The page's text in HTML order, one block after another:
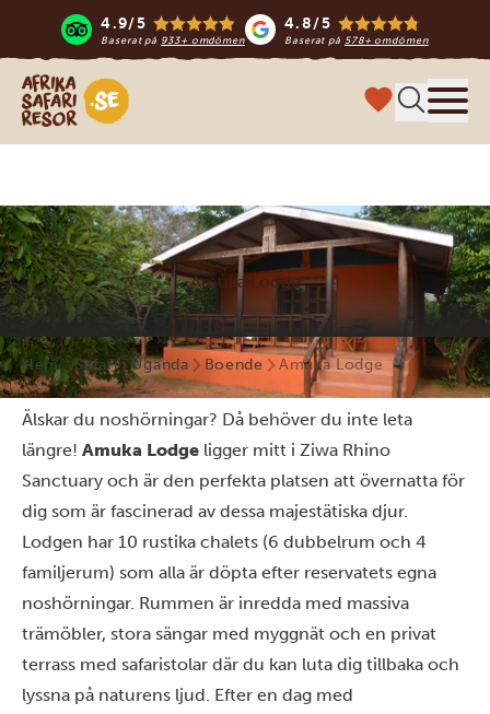
4.9/5
Baserat på 933+ omdömen
4.8/5
Baserat på 578+ omdömen
Safari-resor i Afrika
Amuka Lodge
Hem Safari i Uganda Boende Amuka Lodge
Älskar du noshörningar? Då behöver du inte leta
längre! Amuka Lodge ligger mitt i Ziwa Rhino
Sanctuary och är den perfekta platsen att övernatta för
dig som är fascinerad av dessa majestätiska djur.
Lodgen har 10 rustika chalets (6 dubbelrum och 4
familjerum) som alla är döpta efter reservatets egna
noshörningar. Rummen är inredda med massiva
trämöbler, stora sängar med myggnät och en privat
terrass med safaristolar där du kan luta dig tillbaka och
lyssna på naturens ljud. Efter en dag med